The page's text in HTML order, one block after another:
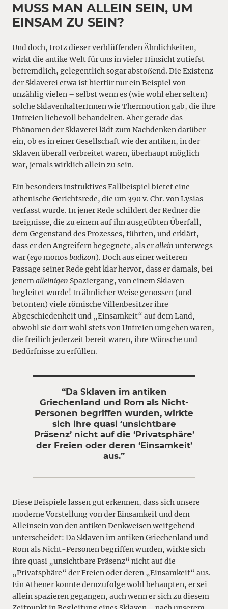
MUSS MAN ALLEIN SEIN, UM
EINSAM ZU SEIN?
Und doch, trotz dieser verblüffenden Ähnlichkeiten,
wirkt die antike Welt für uns in vieler Hinsicht zutiefst
befremdlich, gelegentlich sogar abstoßend. Die Existenz
der Sklaverei etwa ist hierfür nur ein Beispiel von
unzählig vielen – selbst wenn es (wie wohl eher selten)
solche SklavenhalterInnen wie Thermoution gab, die ihre
Unfreien liebevoll behandelten. Aber gerade das
Phänomen der Sklaverei lädt zum Nachdenken darüber
ein, ob es in einer Gesellschaft wie der antiken, in der
Sklaven überall verbreitet waren, überhaupt möglich
war, jemals wirklich allein zu sein.
Ein besonders instruktives Fallbeispiel bietet eine
athenische Gerichtsrede, die um 390 v. Chr. von Lysias
verfasst wurde. In jener Rede schildert der Redner die
Ereignisse, die zu einem auf ihn ausgeübten Überfall,
dem Gegenstand des Prozesses, führten, und erklärt,
dass er den Angreifern begegnete, als erallein unterwegs
war (egomonos badizon). Doch aus einer weiteren
Passage seiner Rede geht klar hervor, dass er damals, bei
jenem alleinigen Spaziergang, von einem Sklaven
begleitet wurde! In ähnlicher Weise genossen (und
betonten) viele römische Villenbesitzer ihre
Abgeschiedenheit und „Einsamkeit“ auf dem Land,
obwohl sie dort wohl stets von Unfreien umgeben waren,
die freilich jederzeit bereit waren, ihre Wünsche und
Bedürfnisse zu erfüllen.
“Da Sklaven im antiken
Griechenland und Rom als Nicht-
Personen begriffen wurden, wirkte
sich ihre quasi ‘unsichtbare
Präsenz’ nicht auf die ‘Privatsphäre’
der Freien oder deren ‘Einsamkeit’
aus.”
Diese Beispiele lassen gut erkennen, dass sich unsere
moderne Vorstellung von der Einsamkeit und dem
Alleinsein von den antiken Denkweisen weitgehend
unterscheidet: Da Sklaven im antiken Griechenland und
Rom als Nicht-Personen begriffen wurden, wirkte sich
ihre quasi „unsichtbare Präsenz“ nicht auf die
„Privatsphäre“ der Freien oder deren „Einsamkeit“ aus.
Ein Athener konnte demzufolge wohl behaupten, er sei
allein spazieren gegangen, auch wenn er sich zu diesem